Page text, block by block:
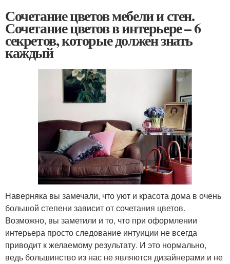
Сочетание цветов мебели и стен.
Сочетание цветов в интерьере – 6
секретов, которые должен знать
каждый
Наверняка вы замечали, что уют и красота дома в очень
большой степени зависит от сочетания цветов.
Возможно, вы заметили и то, что при оформлении
интерьера просто следование интуиции не всегда
приводит к желаемому результату. И это нормально,
ведь большинство из нас не являются дизайнерами и не